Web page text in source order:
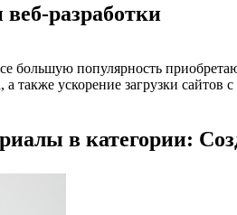
разработки
большую популярность
а также ускорение загрузки
в категории: